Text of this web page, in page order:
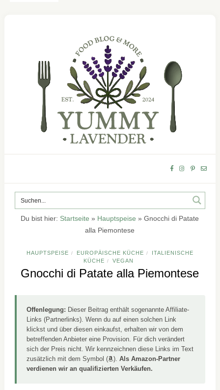
Du bist hier: Startseite » Hauptspeise »Gnocchi di Patate
alla Piemontese
HAUPTSPEISE / EUROPÄISCHE KÜCHE /
ITALIENISCHE
KÜCHE / VEGAN
Gnocchi di Patate alla Piemontese
Offenlegung: Dieser Beitrag enthält sogenannte Affiliate-
Links (Partnerlinks). Wenn du auf einen solchen Link
klickst und über diesen einkaufst, erhalten wir von dem
betreffenden Anbieter eine Provision. Für dich verändert
sich der Preis nicht. Wir kennzeichnen diese Links im Text
zusätzlich mit dem Symbol (
).Als Amazon-Partner
verdienen wir an qualifizierten Verkäufen.